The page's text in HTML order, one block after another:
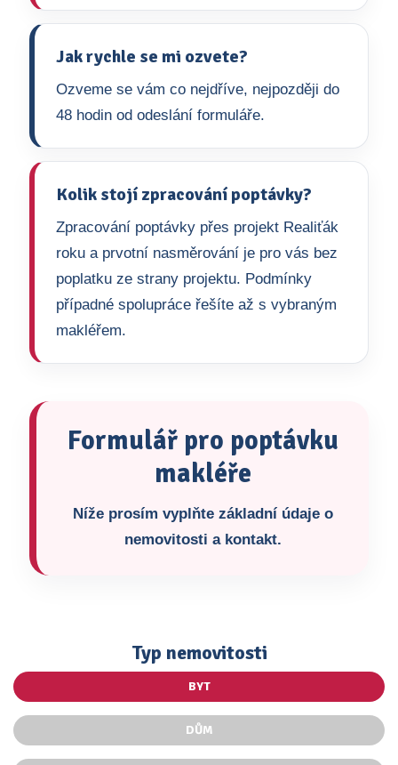
Jak rychle se mi ozvete?
Ozveme se vám co nejdříve, nejpozději do
48 hodin od odeslání formuláře.
Kolik stojí zpracování poptávky?
Zpracování poptávky přes projekt Realiťák
roku a prvotní nasměrování je pro vás bez
poplatku ze strany projektu. Podmínky
případné spolupráce řešíte až s vybraným
makléřem.
Formulář pro poptávku
makléře
Níže prosím vyplňte základní údaje o
nemovitosti a kontakt.
Typ nemovitosti
BYT
DŮM